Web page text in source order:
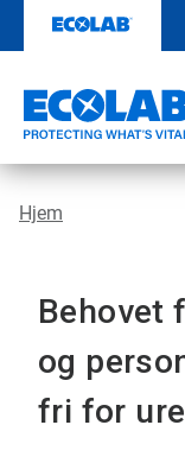
indhold
Hjem
Behovet
og
fri for